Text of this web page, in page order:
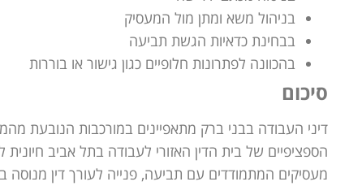
בניהול משא ומתן מול המעסיק
בבחינת כדאיות הגשת תביעה
בהכוונה לפתרונות חלופיים כגון גישור או בוררות
סיכום
דיני העבודה בבני ברק מתאפיינים במורכבות הנובעת
הספציפיים של בית הדין האזורי לעבודה בתל אביב
מעסיקים המתמודדים עם תביעה, פנייה לעורך דין מנוסה